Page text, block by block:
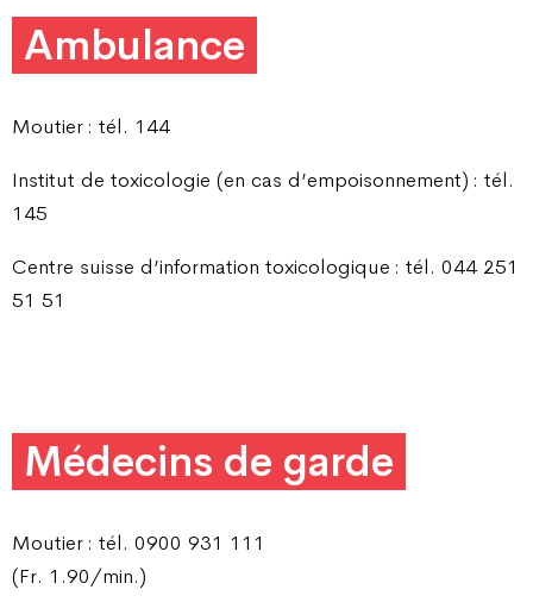
Ambulance
Moutier : tél. 144
Institut de toxicologie (en cas d’empoisonnement) : tél.
145
Centre suisse d’information toxicologique : tél. 044 251
51 51
Médecins de garde
Moutier : tél. 0900 931 111
(Fr. 1.90/min.)